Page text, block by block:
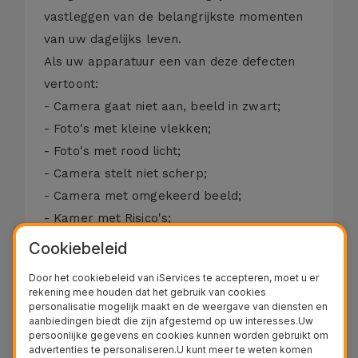
vastleggen van de belangrijkste momenten
van uw dagelijks leven.
Als uw apparatuur een van deze defecten
vertoont:
- Camera gaat niet aan, beeld in zwart;
- Foto's met kleine vlekken;
- Foto's met rood licht;
- Camera stelt niet scherp;
- Camera met omgekeerd beeld;
- Kamer met Risico's;
- Camera met vervormd beeld.
beeldopname of juiste scherpstelling niet
mogelijk maken. In deze gevallen lost een
eenvoudige technische interventie het
probleem op.
Cookiebeleid
Door het cookiebeleid van iServices te accepteren, moet u er
rekening mee houden dat het gebruik van cookies
personalisatie mogelijk maakt en de weergave van diensten en
aanbiedingen biedt die zijn afgestemd op uw interesses.Uw
persoonlijke gegevens en cookies kunnen worden gebruikt om
advertenties te personaliseren.U kunt meer te weten komen